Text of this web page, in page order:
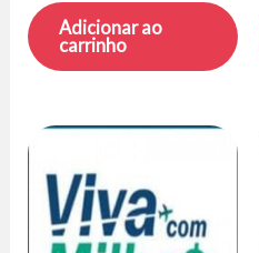
Adicionar ao
carrinho